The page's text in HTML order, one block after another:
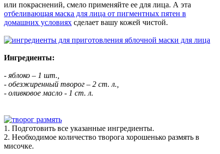
или покраснений, смело применяйте ее для лица. А эта
отбеливающая маска для лица от пигментных пятен в
домашних условиях сделает вашу кожей чистой.
Ингредиенты:
- яблоко – 1 шт.,
- обезжиренный творог – 2 ст. л.,
- оливковое масло - 1 ст. л.
1. Подготовить все указанные ингредиенты.
2. Необходимое количество творога хорошенько размять в
мисочке.